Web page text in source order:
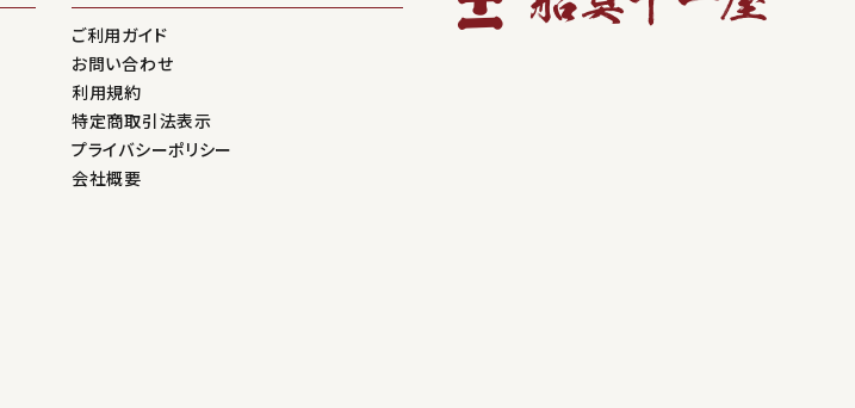
ご利用ガイド
お問い合わせ
利用規約
特定商取引法表示
プライバシーポリシー
会社概要